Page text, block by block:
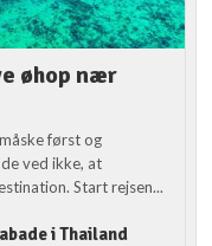
øhop nær
først og
ved ikke, at
Start rejsen...
i Thailand